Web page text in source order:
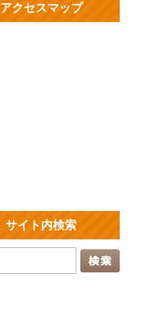
アクセスマップ
サイト内検索